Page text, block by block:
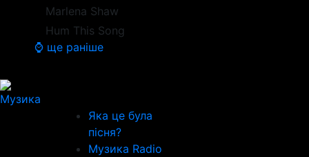
Marlena Shaw
Hum This Song
⌚ ще раніше
Музика
Яка це була
пісня?
Музика Radio